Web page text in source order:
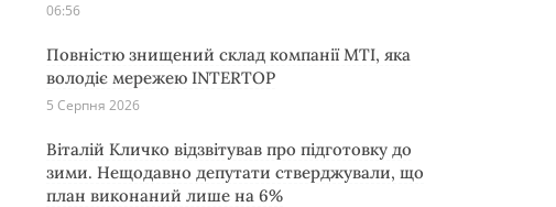
06:56
Повністю знищений склад компанії MTI, яка
володіє мережею INTERTOP
5 Серпня 2026
Віталій Кличко відзвітував про підготовку до
зими. Нещодавно депутати стверджували, що
план виконаний лише на 6%